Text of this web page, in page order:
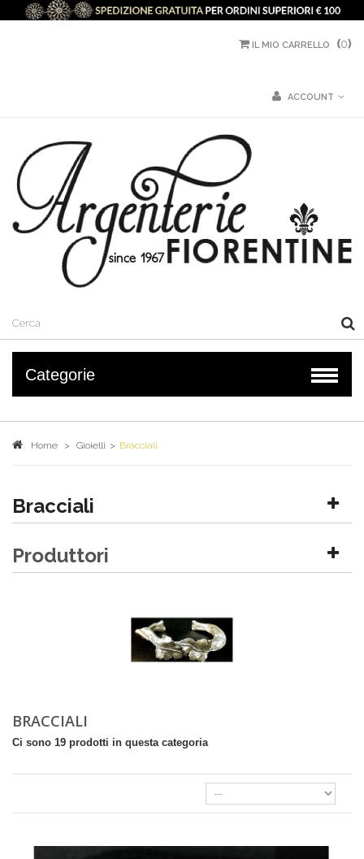
IL MIO CARRELLO (0)
ACCOUNT
Categorie
Home > Gioielli > Bracciali
Bracciali
Produttori
BRACCIALI
Ci sono 19 prodotti in questa categoria